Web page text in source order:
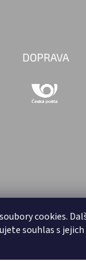
cookies.
souhlas s jejich
DOPRAVA
Vytvořil